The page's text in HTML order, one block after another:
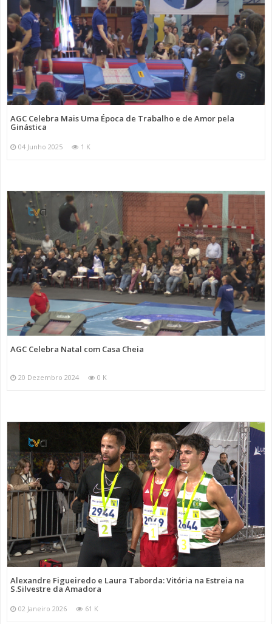
AGC Celebra Mais Uma Época de Trabalho e de Amor pela
Ginástica
04 Junho 2025 1 K
AGC Celebra Natal com Casa Cheia
20 Dezembro 2024 0 K
Alexandre Figueiredo e Laura Taborda: Vitória na Estreia na
S.Silvestre da Amadora
02 Janeiro 2026 61 K